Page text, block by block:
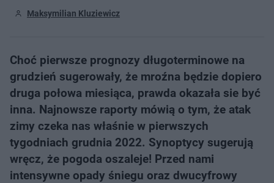
Maksymilian Kluziewicz
Choć pierwsze prognozy długoterminowe na
grudzień sugerowały, że mroźna będzie dopiero
druga połowa miesiąca, prawda okazała sie być
inna. Najnowsze raporty mówią o tym, że atak
zimy czeka nas właśnie w pierwszych
tygodniach grudnia 2022. Synoptycy sugerują
wręcz, że pogoda oszaleje! Przed nami
intensywne opady śniegu oraz dwucyfrowy